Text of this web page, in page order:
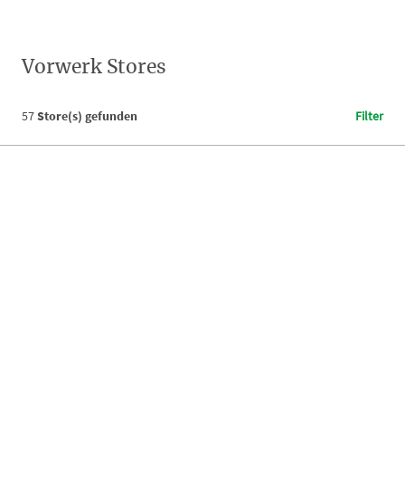
Vorwerk Stores
57Store(s) gefunden Filter